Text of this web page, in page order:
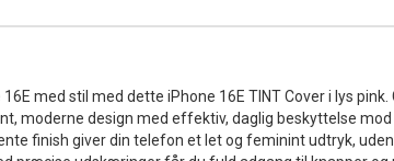
Glemt adgangskode
Login
med stil med dette iPhone 16E TINT Cover i lys pink.
moderne design med effektiv, daglig beskyttelse mod
finish giver din telefon et let og feminint udtryk,